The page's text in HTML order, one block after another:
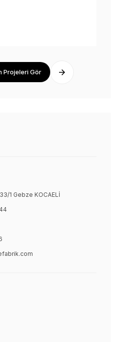
Projeleri Gör
1 Gebze KOCAELİ